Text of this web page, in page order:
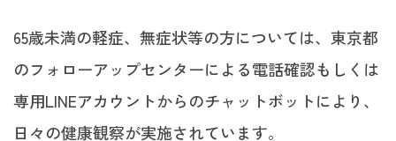
65歳未満の軽症、無症状等の方については、東京都
のフォローアップセンターによる電話確認もしくは
専用LINEアカウントからのチャットボットにより、
日々の健康観察が実施されています。